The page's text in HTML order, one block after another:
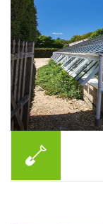
برای ایجاد یک